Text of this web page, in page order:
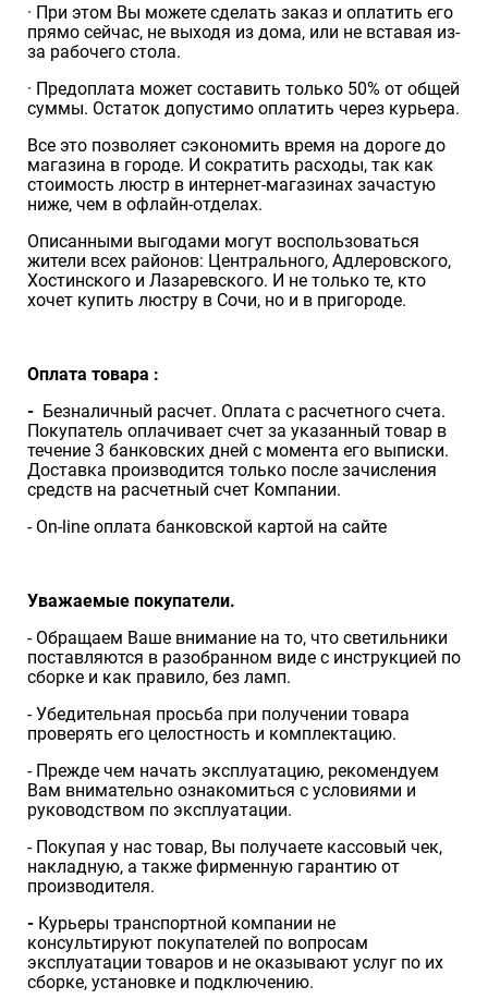
· При этом Вы можете сделать заказ и оплатить его
прямо сейчас, не выходя из дома, или не вставая из-
за рабочего стола.
· Предоплата может составить только 50% от общей
суммы. Остаток допустимо оплатить через курьера.
Все это позволяет сэкономить время на дороге до
магазина в городе. И сократить расходы, так как
стоимость люстр в интернет-магазинах зачастую
ниже, чем в офлайн-отделах.
Описанными выгодами могут воспользоваться
жители всех районов: Центрального, Адлеровского,
Хостинского и Лазаревского. И не только те, кто
хочет купить люстру в Сочи, но и в пригороде.
Оплата товара :
- Безналичный расчет. Оплата с расчетного счета.
Покупатель оплачивает счет за указанный товар в
течение 3 банковских дней с момента его выписки.
Доставка производится только после зачисления
средств на расчетный счет Компании.
- On-line оплата банковской картой на сайте
Уважаемые покупатели.
- Обращаем Ваше внимание на то, что светильники
поставляются в разобранном виде с инструкцией по
сборке и как правило, без ламп.
- Убедительная просьба при получении товара
проверять его целостность и комплектацию.
- Прежде чем начать эксплуатацию, рекомендуем
Вам внимательно ознакомиться с условиями и
руководством по эксплуатации.
- Покупая у нас товар, Вы получаете кассовый чек,
накладную, а также фирменную гарантию от
производителя.
- Курьеры транспортной компании не
консультируют покупателей по вопросам
эксплуатации товаров и не оказывают услуг по их
сборке, установке и подключению.